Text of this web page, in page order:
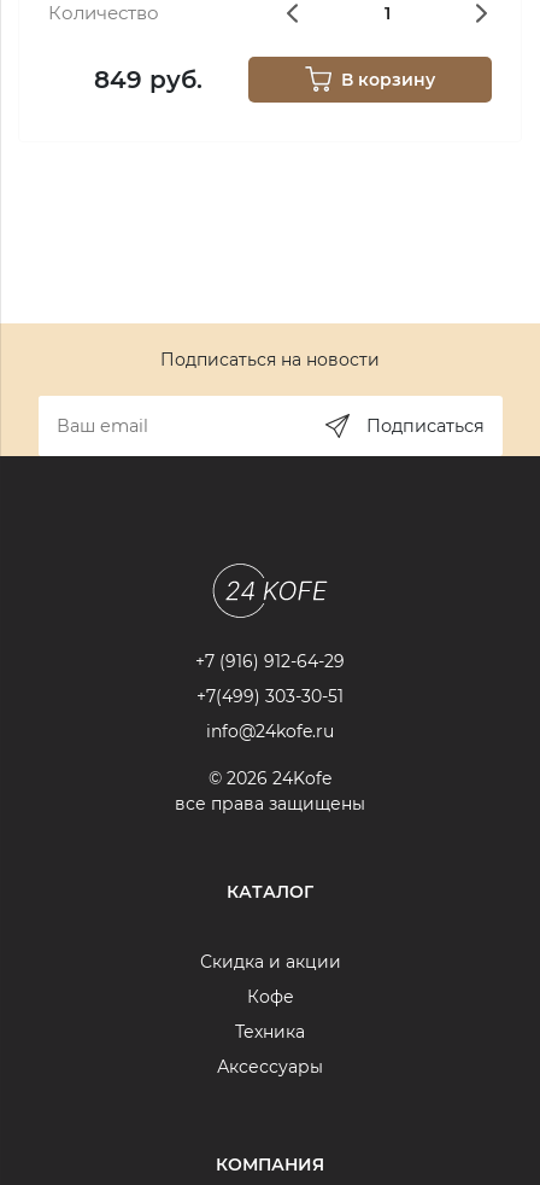
Количество
849 руб. В корзину
Подписаться на новости
Подписаться
+7 (916) 912-64-29
+7(499) 303-30-51
info@24kofe.ru
© 2026 24Kofe
все права защищены
КАТАЛОГ
Скидка и акции
Кофе
Техника
Аксессуары
КОМПАНИЯ